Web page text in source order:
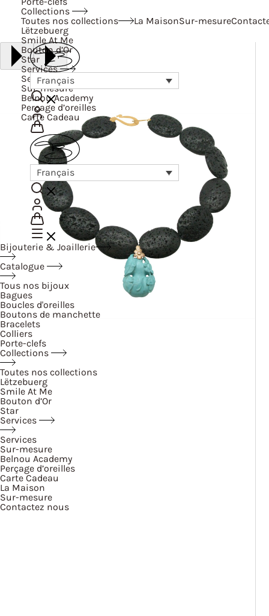
Collections
Toutes nos collections
Lëtzebuerg
Smile At Me
Bouton d’Or
Star
Services
Services
Sur-mesure
Belnou Academy
Perçage d’oreilles
Carte Cadeau
La MaisonSur-mesure
Français
Français
Bijouterie & Joaillerie
Catalogue
Tous nos bijoux
Bagues
Boucles d'oreilles
Boutons de manchette
Bracelets
Colliers
Porte-clefs
Collections
Toutes nos collections
Lëtzebuerg
Smile At Me
Bouton d’Or
Star
Services
Services
Sur-mesure
Belnou Academy
Perçage d’oreilles
Carte Cadeau
La Maison
Sur-mesure
Contactez nous